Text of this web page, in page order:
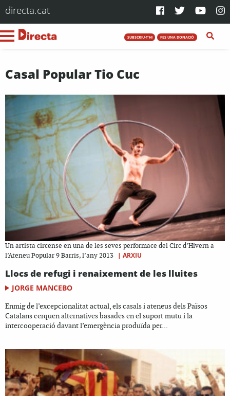
directa.cat
SUBSCRIU-T'HI FES UNA DONACIÓ
Casal Popular Tio Cuc
Un artista circense en una de les seves performace del Circ d’Hivern a
l’Ateneu Popular 9 Barris, l’any 2013
| ARXIU
Llocs de refugi i renaixement de les lluites
JORGE MANCEBO
Enmig de l’excepcionalitat actual, els casals i ateneus dels Països
Catalans cerquen alternatives basades en el suport mutu i la
intercooperació davant l’emergència produïda per...